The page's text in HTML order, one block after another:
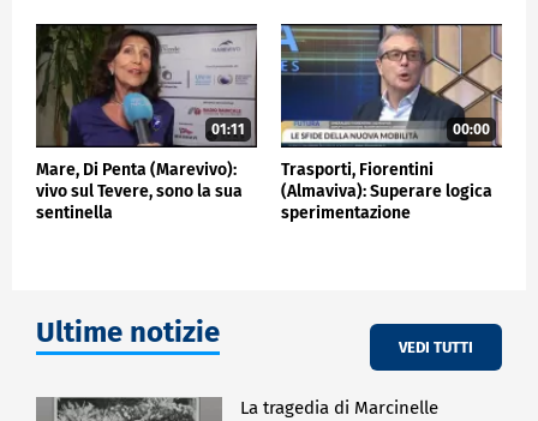
Almaviva, Gruppo italiano di innovazione digitale,
campaign partner della XIV edizione di Mediterraneo
da Remare presentata a Roma
CRONACA 01:11
Mare, Di Penta (Marevivo):
vivo sul Tevere, sono la sua
sentinella
00:00
Trasporti, Fiorentini
(Almaviva): Superare logica
sperimentazione
Ultime notizie VEDI TUTTI
La tragedia di Marcinelle